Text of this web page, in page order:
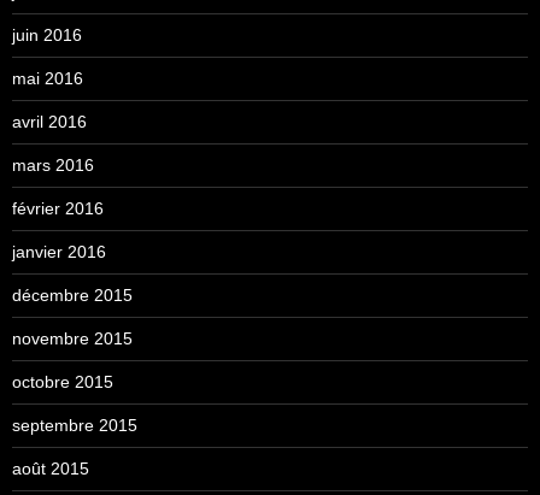
juin 2016
mai 2016
avril 2016
mars 2016
février 2016
janvier 2016
décembre 2015
novembre 2015
octobre 2015
septembre 2015
août 2015